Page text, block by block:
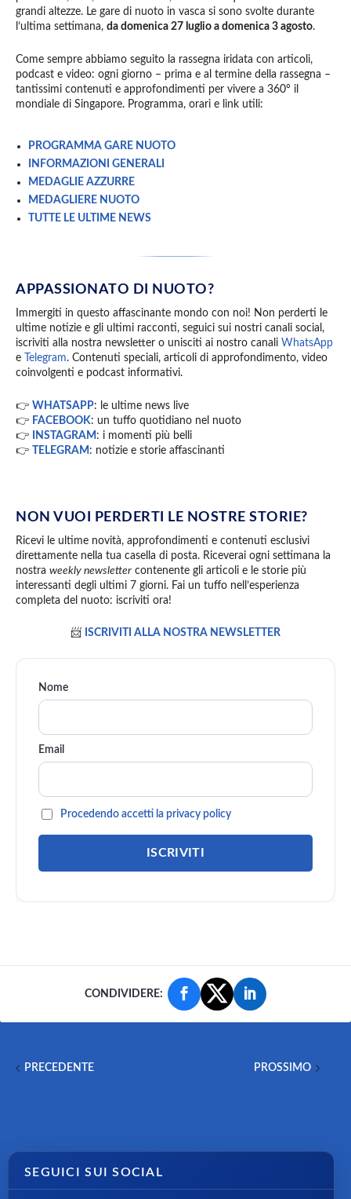
grandi altezze. Le gare di nuoto in vasca si sono svolte durante
l’ultima settimana, da domenica 27 luglio a domenica 3 agosto.
Come sempre abbiamo seguito la rassegna iridata con articoli,
podcast e video: ogni giorno – prima e al termine della rassegna –
tantissimi contenuti e approfondimenti per vivere a 360° il
mondiale di Singapore. Programma, orari e link utili:
PROGRAMMA GARE NUOTO
INFORMAZIONI GENERALI
MEDAGLIE AZZURRE
MEDAGLIERE NUOTO
TUTTE LE ULTIME NEWS
APPASSIONATO DI NUOTO?
Immergiti in questo affascinante mondo con noi! Non perderti le
ultime notizie e gli ultimi racconti, seguici sui nostri canali social,
iscriviti alla nostra newsletter o unisciti ai nostro canali WhatsApp
e
Telegram. Contenuti speciali, articoli di approfondimento, video
coinvolgenti e podcast informativi.
👉 WHATSAPP: le ultime news live
👉 FACEBOOK: un tuffo quotidiano nel nuoto
👉
INSTAGRAM : i momenti più belli
👉 TELEGRAM : notizie e storie affascinanti
NON VUOI PERDERTI LE NOSTRE STORIE?
Ricevi le ultime novità, approfondimenti e contenuti esclusivi
direttamente nella tua casella di posta. Riceverai ogni settimana la
nostra weekly newsletter contenente gli articoli e le storie più
interessanti degli ultimi 7 giorni. Fai un tuffo nell’esperienza
completa del nuoto: iscriviti ora!
📨 ISCRIVITI ALLA NOSTRA NEWSLETTER
Nome
Email
Procedendo accetti la privacy policy
CONDIVIDERE:
PRECEDENTE PROSSIMO
SEGUICI SUI SOCIAL